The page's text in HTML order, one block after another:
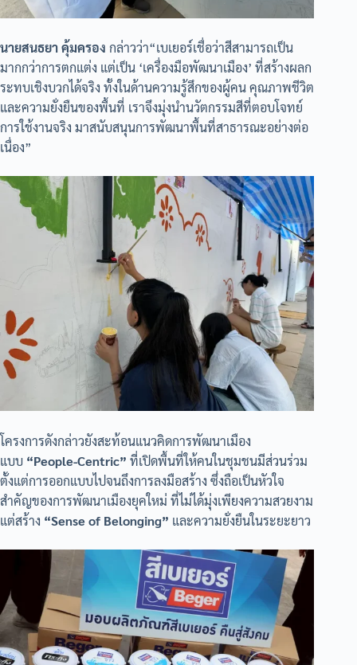
นายสนธยา คุ้มครอง กล่าวว่า“เบเยอร์เชื่อว่าสีสามารถเป็น
มากกว่าการตกแต่ง แต่เป็น ‘เครื่องมือพัฒนาเมือง’ ที่สร้างผลก
ระทบเชิงบวกได้จริง ทั้งในด้านความรู้สึกของผู้คน คุณภาพชีวิต
และความยั่งยืนของพื้นที่ เราจึงมุ่งนำนวัตกรรมสีที่ตอบโจทย์
การใช้งานจริง มาสนับสนุนการพัฒนาพื้นที่สาธารณะอย่างต่อ
เนื่อง”
โครงการดังกล่าวยังสะท้อนแนวคิดการพัฒนาเมือง
แบบ “People-Centric” ที่เปิดพื้นที่ให้คนในชุมชนมีส่วนร่วม
ตั้งแต่การออกแบบไปจนถึงการลงมือสร้าง ซึ่งถือเป็นหัวใจ
สำคัญของการพัฒนาเมืองยุคใหม่ ที่ไม่ได้มุ่งเพียงความสวยงาม
แต่สร้าง “Sense of Belonging” และความยั่งยืนในระยะยาว